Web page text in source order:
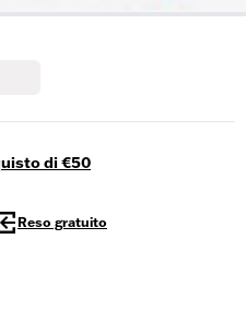
di €50
Reso gratuito